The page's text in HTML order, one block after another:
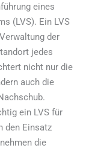
eines
(LVS). Ein LVS
der
jedes
nicht nur die
auch die
ein LVS für
den Einsatz
die